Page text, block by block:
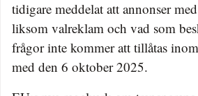
tidigare meddelat att annonser
liksom valreklam och vad som
frågor inte kommer att tillåtas
med den 6 oktober 2025.